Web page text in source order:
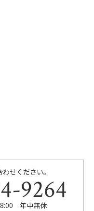
せください。
9264
年中無休